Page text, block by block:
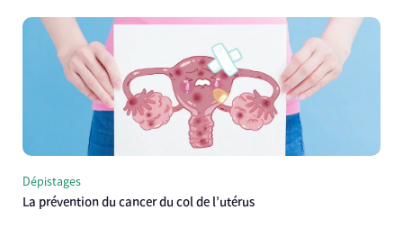
Dépistages
La prévention du cancer du col de l’utérus